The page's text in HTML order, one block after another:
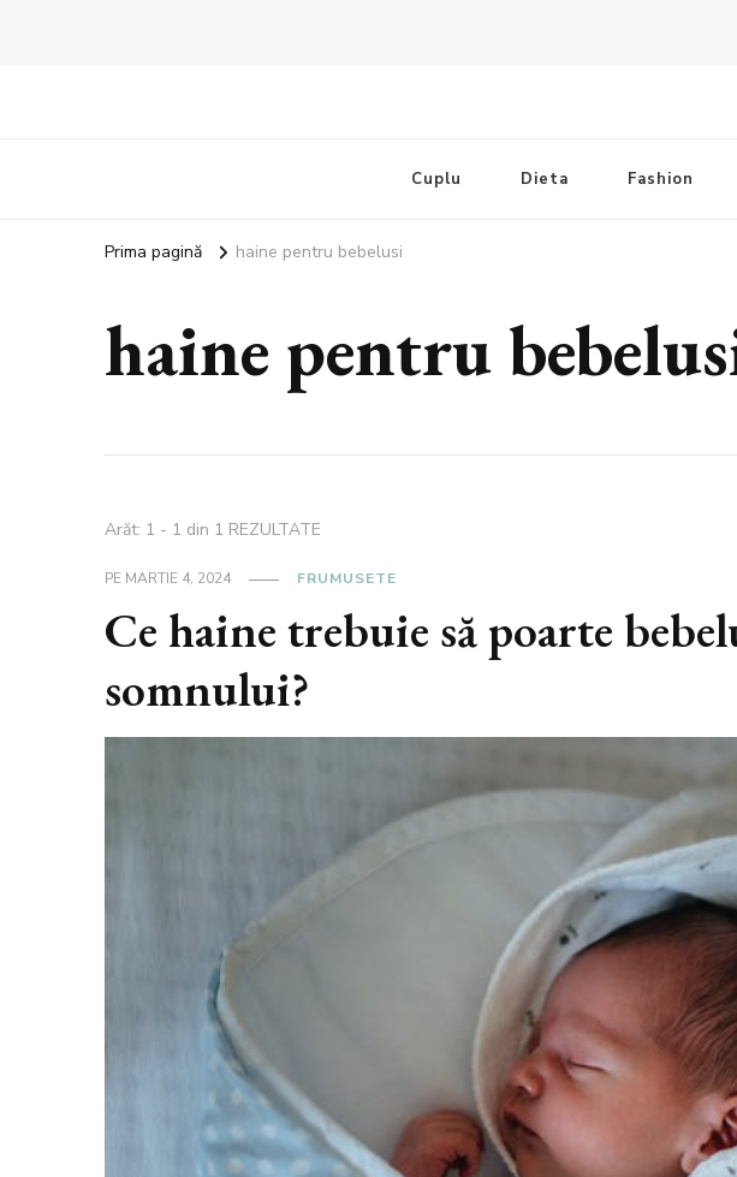
Cuplu Dieta Fashion
Prima pagină haine pentru bebelusi
haine pentru
Arăt: 1 - 1 din 1 REZULTATE
PE MARTIE 4, 2024 FRUMUSETE
Ce haine trebuie să poarte
somnului?